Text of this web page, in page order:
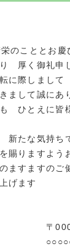
こととお慶
厚く御礼申
に際しまして
まして誠にあ
ひとえに皆
たな気持ち
賜りますよう
すますのご
げます